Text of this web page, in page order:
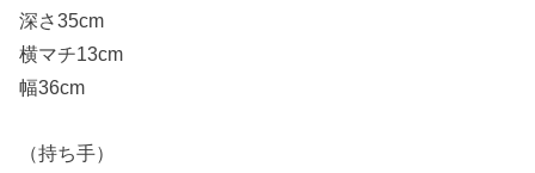
深さ35cm
横マチ13cm
幅36cm
（持ち手）